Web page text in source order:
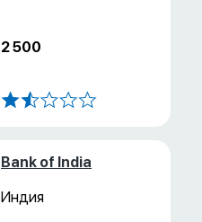
2 500
Bank of India
Индия